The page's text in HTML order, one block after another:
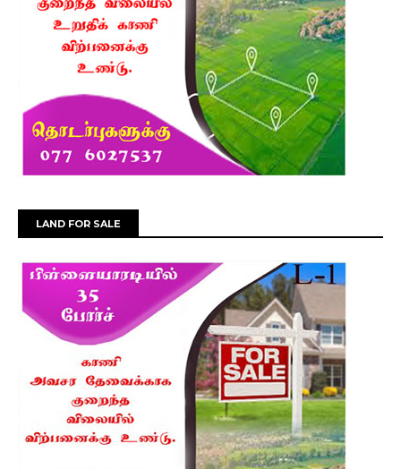
LAND FOR SALE